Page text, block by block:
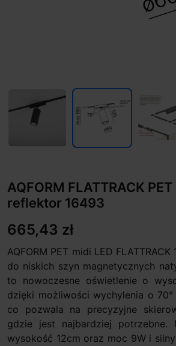
AQFORM FLATTRACK
reflektor 16493
665,43 zł
AQFORM PET midi LED
do niskich szyn magnetycznych
to nowoczesne oświetlenie o
dzięki możliwości wychylenia o
co pozwala na precyzyjne
gdzie jest najbardziej potrzebne.
wysokość 12cm oraz moc 9W i